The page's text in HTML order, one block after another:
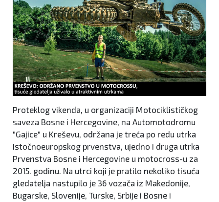
Proteklog vikenda, u organizaciji Motociklističkog
saveza Bosne i Hercegovine, na Automotodromu
"Gajice" u Kreševu, održana je treća po redu utrka
Istočnoeuropskog prvenstva, ujedno i druga utrka
Prvenstva Bosne i Hercegovine u motocross-u za
2015. godinu. Na utrci koji je pratilo nekoliko tisuća
gledatelja nastupilo je 36 vozača iz Makedonije,
Bugarske, Slovenije, Turske, Srbije i Bosne i